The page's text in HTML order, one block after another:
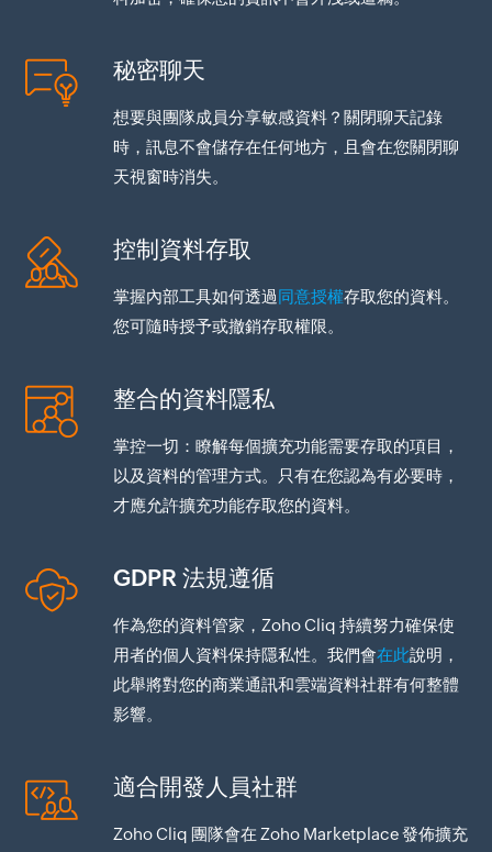
秘密聊天
想要與團隊成員分享敏感資料？關閉聊天記錄
時，訊息不會儲存在任何地方，且會在您關閉聊
天視窗時消失。
控制資料存取
掌握內部工具如何透過同意授權存取您的資料。
您可隨時授予或撤銷存取權限。
整合的資料隱私
掌控一切：瞭解每個擴充功能需要存取的項目，
以及資料的管理方式。只有在您認為有必要時，
才應允許擴充功能存取您的資料。
GDPR 法規遵循
作為您的資料管家，Zoho Cliq 持續努力確保使
用者的個人資料保持隱私性。我們會在此說明，
此舉將對您的商業通訊和雲端資料社群有何整體
影響。
適合開發人員社群
Zoho Cliq 團隊會在 Zoho Marketplace 發佈擴充